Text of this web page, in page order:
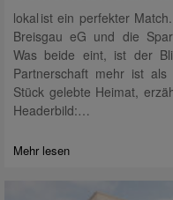
lokal ist ein perfekter
Breisgau eG und die
Was beide eint, ist der
Partnerschaft mehr ist
Stück gelebte Heimat,
Headerbild:…
Mehr lesen